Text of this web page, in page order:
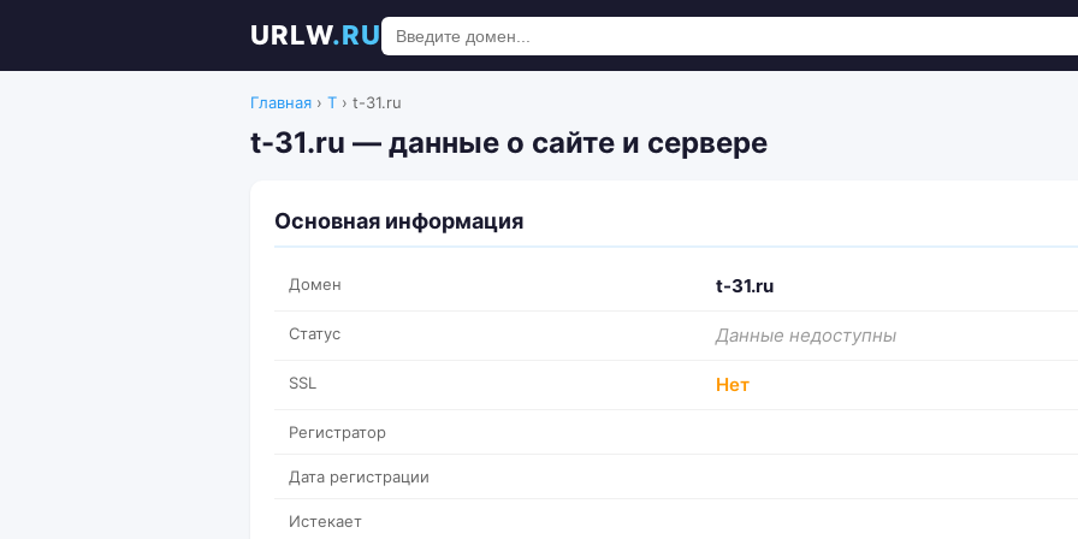
URLW.RU
Главная › T › t-31.ru
t-31.ru — данные о сайте и сервере
Основная информация
Домен t-31.ru
Статус Данные недоступны
SSL Нет
Регистратор
Дата регистрации
Истекает